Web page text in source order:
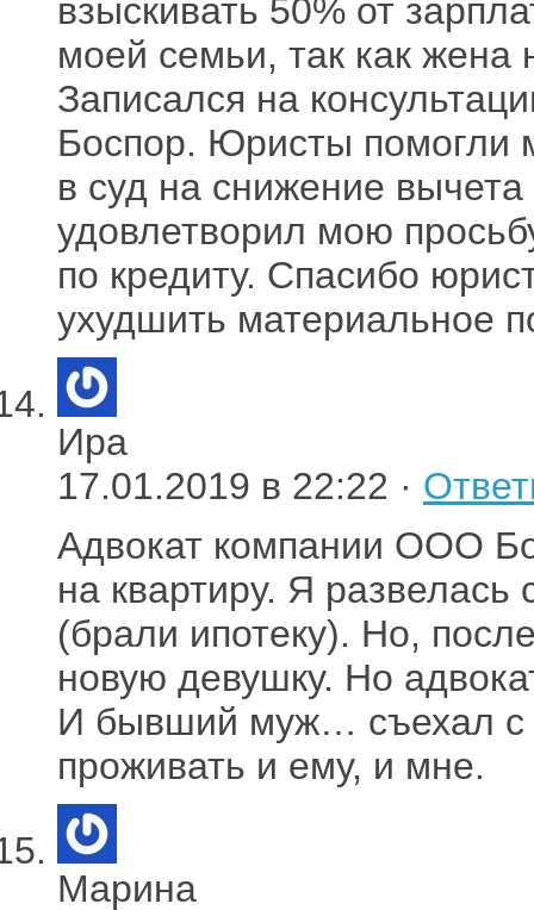
взыскивать 50% от
моей семьи, так как жена
Записался на
Боспор. Юристы помогли
в суд на снижение
удовлетворил мою
по кредиту. Спасибо
ухудшить материальное
Ира
17.01.2019 в 22:22 ·
Адвокат компании ООО
на квартиру. Я
(брали ипотеку). Но,
новую девушку. Но
И бывший муж… съехал с
проживать и ему, и мне.
Марина